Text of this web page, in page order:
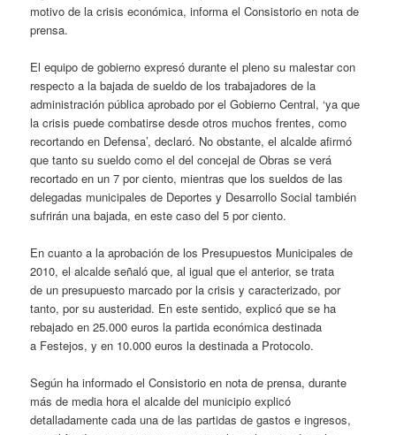
motivo de la crisis económica, informa el Consistorio en nota de
prensa.
El equipo de gobierno expresó durante el pleno su malestar con
respecto a la bajada de sueldo de los trabajadores de la
administración pública aprobado por el Gobierno Central, ‘ya que
la crisis puede combatirse desde otros muchos frentes, como
recortando en Defensa’, declaró. No obstante, el alcalde afirmó
que tanto su sueldo como el del concejal de Obras se verá
recortado en un 7 por ciento, mientras que los sueldos de las
delegadas municipales de Deportes y Desarrollo Social también
sufrirán una bajada, en este caso del 5 por ciento.
En cuanto a la aprobación de los Presupuestos Municipales de
2010, el alcalde señaló que, al igual que el anterior, se trata
de un presupuesto marcado por la crisis y caracterizado, por
tanto, por su austeridad. En este sentido, explicó que se ha
rebajado en 25.000 euros la partida económica destinada
a Festejos, y en 10.000 euros la destinada a Protocolo.
Según ha informado el Consistorio en nota de prensa, durante
más de media hora el alcalde del municipio explicó
detalladamente cada una de las partidas de gastos e ingresos,